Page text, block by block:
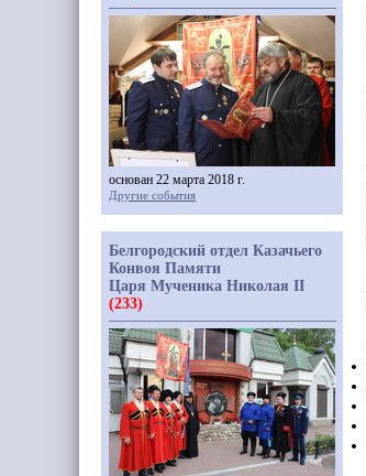
основан 22 марта 2018 г.
Другие события
Белгородский отдел Казачьего
Конвоя Памяти
Царя Мученика Николая II
(233)